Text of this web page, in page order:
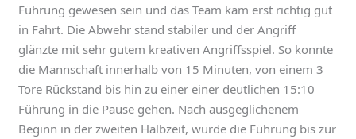
Führung gewesen sein und das Team kam erst richtig gut
in Fahrt. Die Abwehr stand stabiler und der Angriff
glänzte mit sehr gutem kreativen Angriffsspiel. So konnte
die Mannschaft innerhalb von 15 Minuten, von einem 3
Tore Rückstand bis hin zu einer einer deutlichen 15:10
Führung in die Pause gehen. Nach ausgeglichenem
Beginn in der zweiten Halbzeit, wurde die Führung bis zur